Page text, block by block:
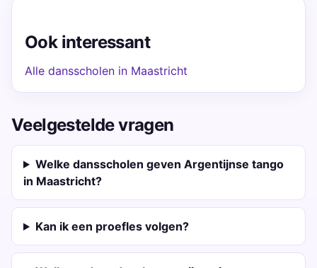
Ook interessant
Alle dansscholen in Maastricht
Veelgestelde vragen
Welke dansscholen geven Argentijnse tango
in Maastricht?
Kan ik een proefles volgen?